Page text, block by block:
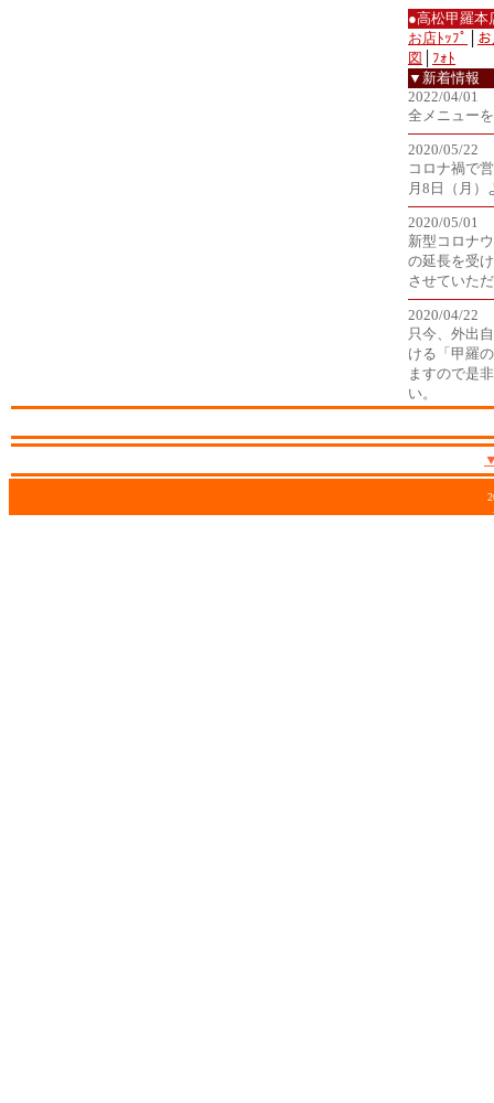
●高松甲羅本
お店ﾄｯﾌﾟ
図
ﾌｫﾄ
▼新着情報
2022/04/01
全メニュー
2020/05/22
コロナ禍で
月8日（月）
2020/05/01
新型コロナ
の延長を受
させていた
2020/04/22
只今、外出
ける「甲羅
ますので是
い。